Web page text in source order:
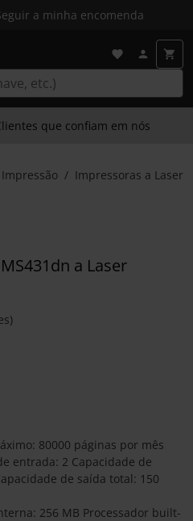
a minha encomenda
que confiam em nós
Impressoras a Laser
a Laser
80000 páginas por mês
entrada: 2 Capacidade de
de saída total: 150
256 MB Processador built-